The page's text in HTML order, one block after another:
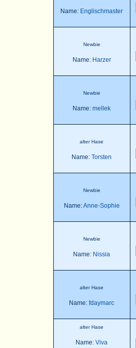
Name: Englischmaster
Newbie
Name: Harzer
Newbie
Name: mellek
alter Hase
Name: Torsten
Newbie
Name:Anne-Sophie
Newbie
Name: Nissia
alter Hase
Name: fdaymarc
alter Hase
Name: Viva